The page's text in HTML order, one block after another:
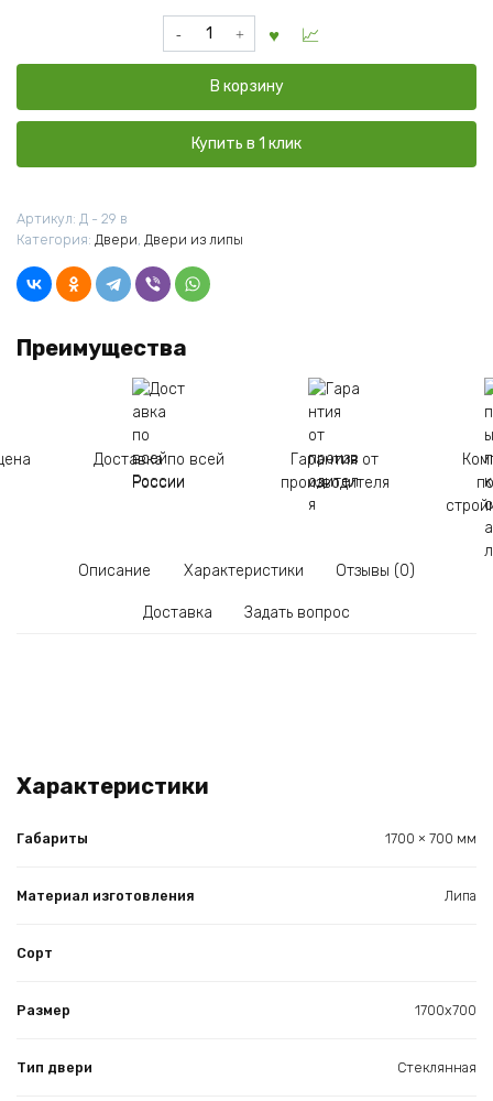
Количество
товара
остеклённая
Факел
липа
Сорт
В корзину
Купить в 1 клик
Артикул: Д - 29 в
Категория: Двери Двери из липы
Преимущества
Доставка по всей
России
Гарантия от
производителя
Описание Характеристики Отзывы (0)
Доставка Задать вопрос
Характеристики
Габариты 1700 × 700 мм
Материал изготовления Липа
Сорт
Размер 1700х700
Тип двери Стеклянная